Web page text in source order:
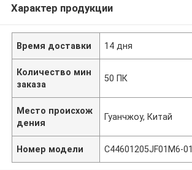
Характер продукции
Время доставки 14 дня
Количество мин
заказа
50 ПК
Место происхож
дения
Гуанчжоу, Китай
Номер модели C44601205JF01M6-01